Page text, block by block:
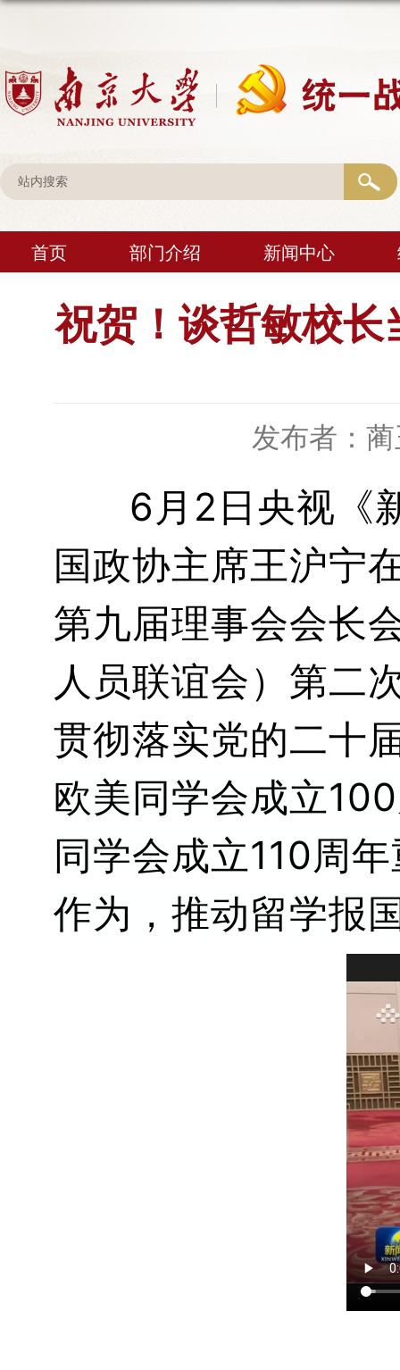
首页 部门介绍 新闻中心
祝贺！谈哲敏校
发布者：
6月2日央视《
国政协主席王沪宁
第九届理事会会长
人员联谊会）第二
贯彻落实党的二十
欧美同学会成立
同学会成立110周
作为，推动留学报